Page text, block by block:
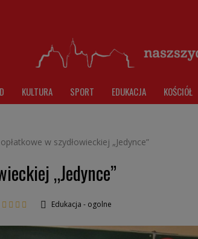
KULTURA SPORT EDUKACJA KOŚCIÓŁ
w szydłowieckiej „Jedynce”
„Jedynce”
Edukacja - ogolne